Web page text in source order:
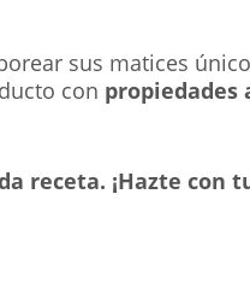
sus matices
con
receta. ¡Hazte con